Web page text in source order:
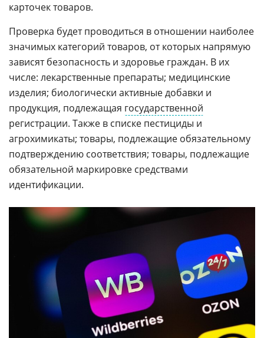
карточек товаров.
Проверка будет проводиться в отношении наиболее
значимых категорий товаров, от которых напрямую
зависят безопасность и здоровье граждан. В их
числе: лекарственные препараты; медицинские
изделия; биологически активные добавки и
продукция, подлежащая государственной
регистрации. Также в списке пестициды и
агрохимикаты; товары, подлежащие обязательному
подтверждению соответствия; товары, подлежащие
обязательной маркировке средствами
идентификации.